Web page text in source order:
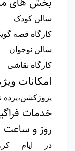
سالن کودک
کارگاه قصه
سالن نوجوان
کارگاه نقاشی
امکانات
پروژکشن،پرده
خدمات
روز و ساعت